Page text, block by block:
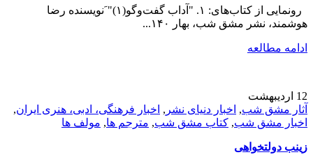
رونمایی از کتاب‌های: ۱. "آداب گفت‌و‌گو(۱)" َنویسنده رضا
هوشمند، نشر مشق شب، بهار ۱۴۰...
ادامه مطالعه
12 اردیبهشت
آثار مشق شب, اخبار دنیای نشر , اخبار فرهنگی، ادبی، هنری ایران,
اخبار مشق شب, کتاب مشق شب, مترجم ها, مولف ها
زینب دولتخواهی